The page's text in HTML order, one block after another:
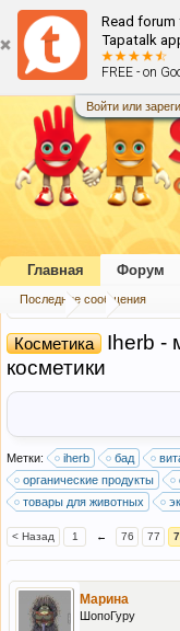
Read forum
Tapatalk
FREE - on
Войти или
Форум ... Каталог
Косметика
Iherb -
косметики
Метки: iherb бад
органические продукты
товары для животных
< Назад 1 ← 76 77
Марина
ШопоГуру
Главная Форум
Последние сообщения